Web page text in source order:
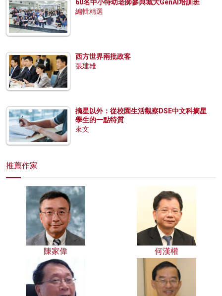
60名中小特幼老師參與城大GenAI培訓班
編輯精選
西方世界兩批政客
張建雄
摘星以外：從校園生活觀察DSE中文科摘星
學生的一點特質
來文
推薦作家
陳家偉 何漢權